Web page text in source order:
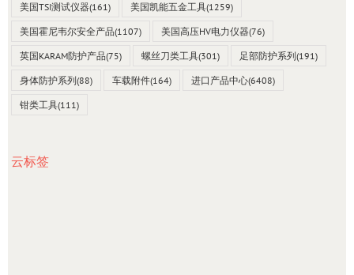
美国TSI测试仪器(161) 美国凯能五金工具(1259)
美国霍尼韦尔安全产品(1107) 美国高压HV电力仪器(76)
英国KARAM防护产品(75) 螺丝刀类工具(301) 足部防护系列(191)
身体防护系列(88) 车载附件(164) 进口产品中心(6408)
钳类工具(111)
云标签